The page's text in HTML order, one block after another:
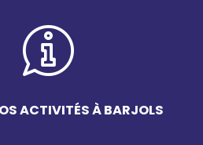
ACTIVITÉS À BARJOLS